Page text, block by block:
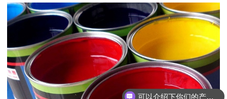
可以介绍下你们的产品么？